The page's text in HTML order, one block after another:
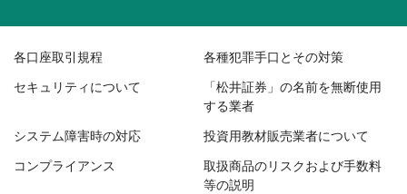
各口座取引規程 各種犯罪手口とその対策
セキュリティについて
「松井証券」の名前を無断使用
する業者
システム障害時の対応 投資用教材販売業者について
コンプライアンス
取扱商品のリスクおよび手数料
等の説明